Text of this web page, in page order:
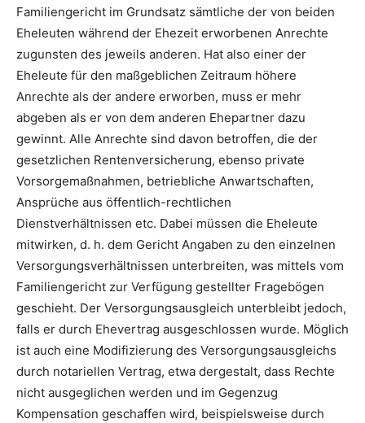
Familiengericht im Grundsatz sämtliche der von beiden
Eheleuten während der Ehezeit erworbenen Anrechte
zugunsten des jeweils anderen. Hat also einer der
Eheleute für den maßgeblichen Zeitraum höhere
Anrechte als der andere erworben, muss er mehr
abgeben als er von dem anderen Ehepartner dazu
gewinnt. Alle Anrechte sind davon betroffen, die der
gesetzlichen Rentenversicherung, ebenso private
Vorsorgemaßnahmen, betriebliche Anwartschaften,
Ansprüche aus öffentlich-rechtlichen
Dienstverhältnissen etc. Dabei müssen die Eheleute
mitwirken, d. h. dem Gericht Angaben zu den einzelnen
Versorgungsverhältnissen unterbreiten, was mittels vom
Familiengericht zur Verfügung gestellter Fragebögen
geschieht. Der Versorgungsausgleich unterbleibt jedoch,
falls er durch Ehevertrag ausgeschlossen wurde. Möglich
ist auch eine Modifizierung des Versorgungsausgleichs
durch notariellen Vertrag, etwa dergestalt, dass Rechte
nicht ausgeglichen werden und im Gegenzug
Kompensation geschaffen wird, beispielsweise durch